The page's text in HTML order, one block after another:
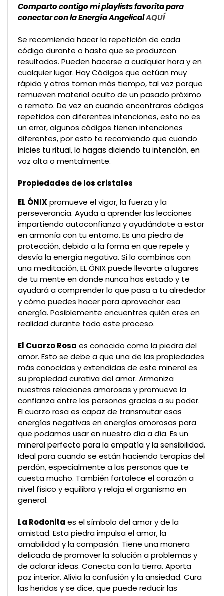
Comparto contigo mi playlists favorita para
conectar con la Energía AngelicalAQUÍ
Se recomienda hacer la repetición de cada
código durante o hasta que se produzcan
resultados. Pueden hacerse a cualquier hora y en
cualquier lugar. Hay Códigos que actúan muy
rápido y otros toman más tiempo, tal vez porque
remueven material oculto de un pasado próximo
o remoto. De vez en cuando encontraras códigos
repetidos con diferentes intenciones, esto no es
un error, algunos códigos tienen intenciones
diferentes, por esto te recomiendo que cuando
inicies tu ritual, lo hagas diciendo tu intención, en
voz alta o mentalmente.
Propiedades de los cristales
EL ÓNIXpromueve el vigor, la fuerza y la
perseverancia. Ayuda a aprender las lecciones
impartiendo autoconfianza y ayudándote a estar
en armonía con tu entorno. Es una piedra de
protección, debido a la forma en que repele y
desvía la energía negativa. Si lo combinas con
una meditación, EL ÓNIX puede llevarte a lugares
de tu mente en donde nunca has estado y te
ayudará a comprender lo que pasa a tu alrededor
y cómo puedes hacer para aprovechar esa
energía. Posiblemente encuentres quién eres en
realidad durante todo este proceso.
El Cuarzo Rosa es conocido como la piedra del
amor. Esto se debe a que una de las propiedades
más conocidas y extendidas de este mineral es
su propiedad curativa del amor. Armoniza
nuestras relaciones amorosas y promueve la
confianza entre las personas gracias a su poder.
El cuarzo rosa es capaz de transmutar esas
energías negativas en energías amorosas para
que podamos usar en nuestro día a día. Es un
mineral perfecto para la empatía y la sensibilidad.
Ideal para cuando se están haciendo terapias del
perdón, especialmente a las personas que te
cuesta mucho. También fortalece el corazón a
nivel físico y equilibra y relaja el organismo en
general.
La Rodonita es el símbolo del amor y de la
amistad. Esta piedra impulsa el amor, la
amabilidad y la compasión. Tiene una manera
delicada de promover la solución a problemas y
de aclarar ideas. Conecta con la tierra. Aporta
paz interior. Alivia la confusión y la ansiedad. Cura
las heridas y se dice, que puede reducir las